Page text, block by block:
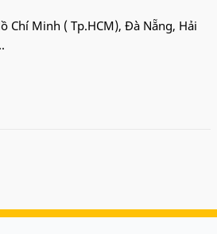
Chí Minh ( Tp.HCM), Đà Nẵng, Hải